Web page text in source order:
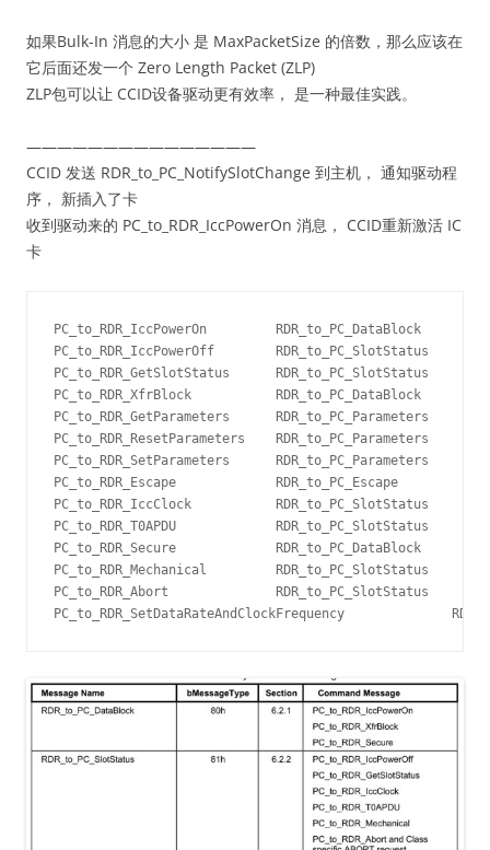
如果Bulk-In 消息的大小 是 MaxPacketSize 的倍数，那么应该在
它后面还发一个 Zero Length Packet (ZLP)
ZLP包可以让 CCID设备驱动更有效率， 是一种最佳实践。
———————————————
CCID 发送 RDR_to_PC_NotifySlotChange 到主机， 通知驱动程
序， 新插入了卡
收到驱动来的 PC_to_RDR_IccPowerOn 消息， CCID重新激活 IC
卡
PC_to_RDR_IccPowerOn         RDR_to_PC_DataBlock
PC_to_RDR_IccPowerOff        RDR_to_PC_SlotStatus
PC_to_RDR_GetSlotStatus      RDR_to_PC_SlotStatus
PC_to_RDR_XfrBlock           RDR_to_PC_DataBlock
PC_to_RDR_GetParameters      RDR_to_PC_Parameters
PC_to_RDR_ResetParameters    RDR_to_PC_Parameters
PC_to_RDR_SetParameters      RDR_to_PC_Parameters
PC_to_RDR_Escape             RDR_to_PC_Escape
PC_to_RDR_IccClock           RDR_to_PC_SlotStatus
PC_to_RDR_T0APDU             RDR_to_PC_SlotStatus
PC_to_RDR_Secure             RDR_to_PC_DataBlock
PC_to_RDR_Mechanical         RDR_to_PC_SlotStatus
PC_to_RDR_Abort              RDR_to_PC_SlotStatus